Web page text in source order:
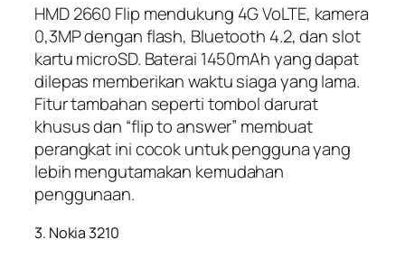
HMD 2660 Flip mendukung 4G VoLTE, kamera
0,3MP dengan flash, Bluetooth 4.2, dan slot
kartu microSD. Baterai 1450mAh yang dapat
dilepas memberikan waktu siaga yang lama.
Fitur tambahan seperti tombol darurat
khusus dan “flip to answer” membuat
perangkat ini cocok untuk pengguna yang
lebih mengutamakan kemudahan
penggunaan.
3. Nokia 3210